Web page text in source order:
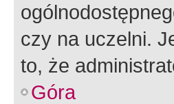
czy na uczelni.
to, że
Góra